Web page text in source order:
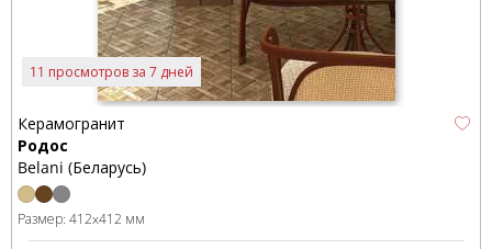
11 просмотров за 7 дней
Керамогранит
Родос
Belani (Беларусь)
Размер: 412x412 мм